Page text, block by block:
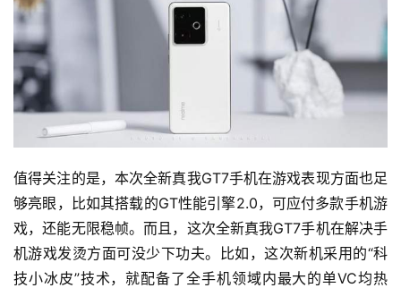
值得关注的是，本次全新真我GT7手机在游戏表现方面也足
够亮眼，比如其搭载的GT性能引擎2.0，可应付多款手机游
戏，还能无限稳帧。而且，这次全新真我GT7手机在解决手
机游戏发烫方面可没少下功夫。比如，这次新机采用的“科
技小冰皮”技术，就配备了全手机领域内最大的单VC均热